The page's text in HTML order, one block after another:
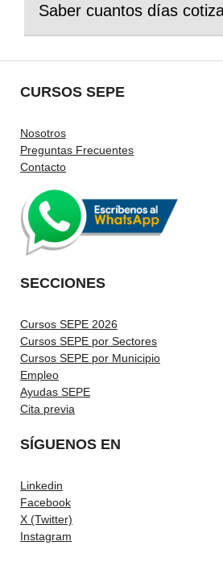
Saber cuantos días
CURSOS SEPE
Nosotros
Preguntas Frecuentes
Contacto
SECCIONES
Cursos SEPE 2026
Cursos SEPE por Sectores
Cursos SEPE por Municipio
Empleo
Ayudas SEPE
Cita previa
SÍGUENOS EN
Linkedin
Facebook
X (Twitter)
Instagram